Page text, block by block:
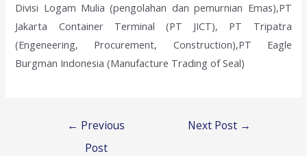
Divisi Logam Mulia (pengolahan dan pemurnian Emas),PT
Jakarta Container Terminal (PT JICT), PT Tripatra
(Engeneering, Procurement, Construction),PT Eagle
Burgman Indonesia (Manufacture Trading of Seal)
← Previous
Post
Next Post →